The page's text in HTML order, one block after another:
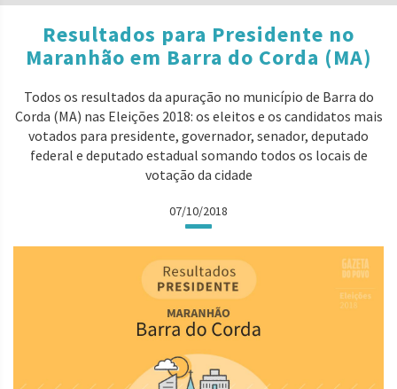
Resultados para Presidente no
Maranhão em Barra do Corda (MA)
Todos os resultados da apuração no município de Barra do
Corda (MA) nas Eleições 2018: os eleitos e os candidatos mais
votados para presidente, governador, senador, deputado
federal e deputado estadual somando todos os locais de
votação da cidade
07/10/2018